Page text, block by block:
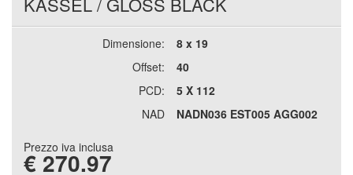
Dimensione:
8 x 19
Offset:
40
PCD:
5 X 112
NAD
NADN036 EST005 AGG002
Prezzo iva inclusa
€ 270.97